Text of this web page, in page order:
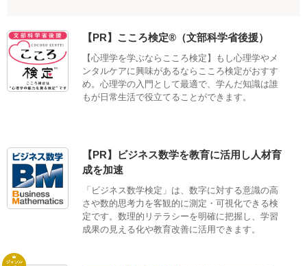
美容・ファッション デザイン・クリエイティブ
語学・国際ビジネス サステナブル・自然・環境・生物
生活・サービス・冠婚葬祭 車両・航空・船舶・無線
【PR】こころ検定®（文部科学省後援）
【心理学を学ぶならこころ検定】もし心理学やメ
ンタルケアに興味があるならこころ検定がおすす
め。心理学の入門として最適で、学んだ知識は誰
もが日常生活で役立てることができます。
【PR】ビジネス数学を教育に活用し人材育
成を加速
「ビジネス数学検定」は、数字に対する意識の高
さや数的思考力を客観的に測定・可視化できる検
定です。数理的リテラシーを明確に把握し、学習
成果の見える化や教育改善に活用できます。